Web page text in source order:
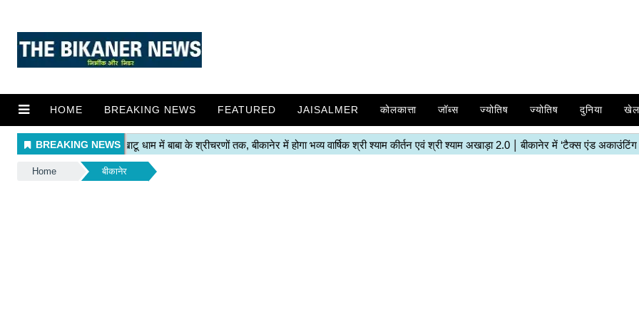
HOME BREAKING NEWS FEATURED JAISALMER कोलकात्ता जॉब्स ज्योतिष ज्योतिष दुनिया खेल
Home बीकानेर